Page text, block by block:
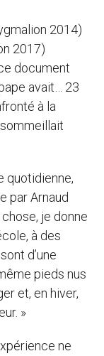
2014)
2017)
document
avait… 23
à la
quotidienne,
par Arnaud
je donne
à des
d’une
pieds nus
et, en hiver,
»
ne